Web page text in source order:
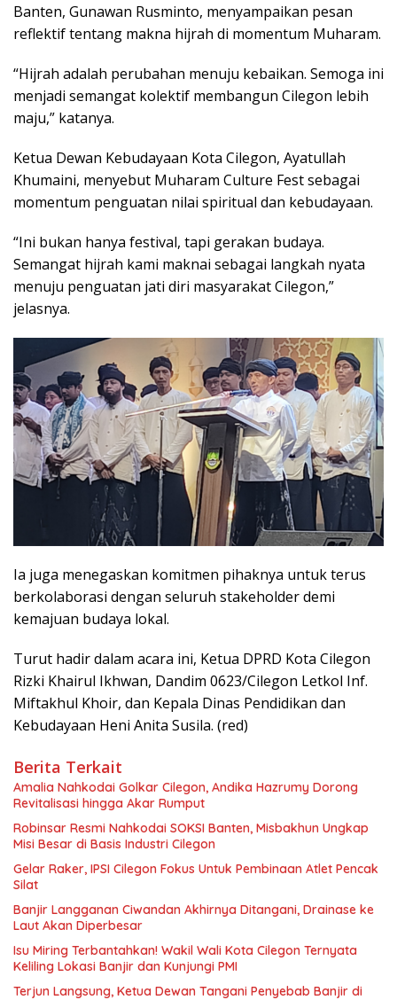
Banten, Gunawan Rusminto, menyampaikan pesan
reflektif tentang makna hijrah di momentum Muharam.
“Hijrah adalah perubahan menuju kebaikan. Semoga ini
menjadi semangat kolektif membangun Cilegon lebih
maju,” katanya.
Ketua Dewan Kebudayaan Kota Cilegon, Ayatullah
Khumaini, menyebut Muharam Culture Fest sebagai
momentum penguatan nilai spiritual dan kebudayaan.
“Ini bukan hanya festival, tapi gerakan budaya.
Semangat hijrah kami maknai sebagai langkah nyata
menuju penguatan jati diri masyarakat Cilegon,”
jelasnya.
Ia juga menegaskan komitmen pihaknya untuk terus
berkolaborasi dengan seluruh stakeholder demi
kemajuan budaya lokal.
Turut hadir dalam acara ini, Ketua DPRD Kota Cilegon
Rizki Khairul Ikhwan, Dandim 0623/Cilegon Letkol Inf.
Miftakhul Khoir, dan Kepala Dinas Pendidikan dan
Kebudayaan Heni Anita Susila. (red)
Berita Terkait
Amalia Nahkodai Golkar Cilegon, Andika Hazrumy Dorong
Revitalisasi hingga Akar Rumput
Robinsar Resmi Nahkodai SOKSI Banten, Misbakhun Ungkap
Misi Besar di Basis Industri Cilegon
Gelar Raker, IPSI Cilegon Fokus Untuk Pembinaan Atlet Pencak
Silat
Banjir Langganan Ciwandan Akhirnya Ditangani, Drainase ke
Laut Akan Diperbesar
Isu Miring Terbantahkan! Wakil Wali Kota Cilegon Ternyata
Keliling Lokasi Banjir dan Kunjungi PMI
Terjun Langsung, Ketua Dewan Tangani Penyebab Banjir di